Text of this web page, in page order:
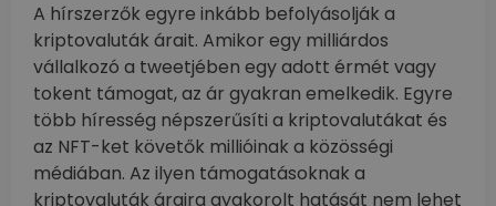
A hírszerzők egyre inkább befolyásolják a
kriptovaluták árait. Amikor egy milliárdos
vállalkozó a tweetjében egy adott érmét vagy
tokent támogat, az ár gyakran emelkedik. Egyre
több híresség népszerűsíti a kriptovalutákat és
az NFT-ket követők millióinak a közösségi
médiában. Az ilyen támogatásoknak a
kriptovaluták áraira gyakorolt hatását nem lehet